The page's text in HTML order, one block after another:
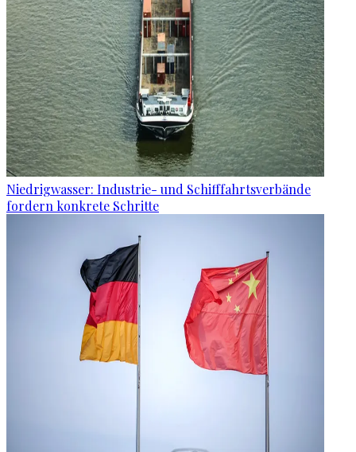
Niedrigwasser: Industrie- und Schifffahrtsverbände
fordern konkrete Schritte